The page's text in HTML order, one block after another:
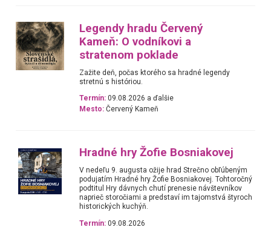
Legendy hradu Červený
Kameň: O vodníkovi a
stratenom poklade
Zažite deň, počas ktorého sa hradné legendy
stretnú s históriou.
Termín: 09.08.2026 a ďalšie
Mesto: Červený Kameň
Hradné hry Žofie Bosniakovej
V nedeľu 9. augusta ožije hrad Strečno obľúbeným
podujatím Hradné hry Žofie Bosniakovej. Tohtoročný
podtitul Hry dávnych chutí prenesie návštevníkov
naprieč storočiami a predstaví im tajomstvá štyroch
historických kuchýň.
Termín: 09.08.2026